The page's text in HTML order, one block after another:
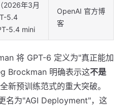
2026年3月
5.4
5.4 mini
OpenAI 官方博
客
将 GPT-6 定义为"真正能加
Brockman 明确表示这不是
新预训练范式的重大突破。
名为"AGI Deployment"，这